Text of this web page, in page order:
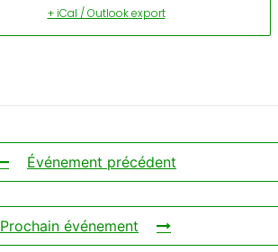
+ iCal / Outlook export
Événement précédent
Prochain événement